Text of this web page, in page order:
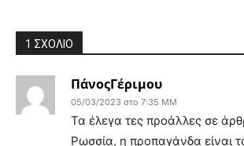
1 ΣΧΟΛΙΟ
ΠάνοςΓέριμου
05/03/2023 στο 7:35 ΜΜ
Τα έλεγα τες προάλλες σε
Ρωσσία, η προπαγάνδα είναι